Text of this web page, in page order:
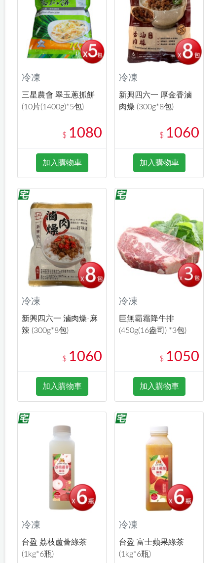
冷凍
三星農會 翠玉蔥抓餅
(10片(1400g)*5包)
$ 1080
加入購物車
冷凍
新興四六一 厚金香滷
肉燥 (300g*8包)
$ 1060
加入購物車
冷凍
新興四六一 滷肉燥-麻
辣 (300g*8包)
$ 1060
加入購物車
冷凍
巨無霸霜降牛排
(450g(16盎司) *3包)
$ 1050
加入購物車
冷凍
台盈 荔枝蘆薈綠茶
(1kg*6瓶)
冷凍
台盈 富士蘋果綠茶
(1kg*6瓶)